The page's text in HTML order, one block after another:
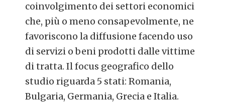
coinvolgimento dei settori economici
che, più o meno consapevolmente, ne
favoriscono la diffusione facendo uso
di servizi o beni prodotti dalle vittime
di tratta. Il focus geografico dello
studio riguarda 5 stati: Romania,
Bulgaria, Germania, Grecia e Italia.